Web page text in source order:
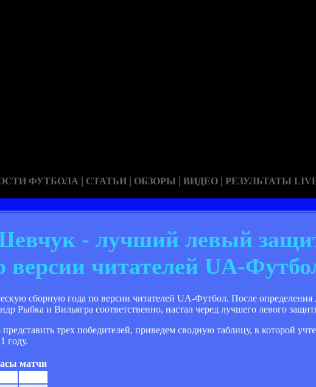
ФУТБОЛА | СТАТЬИ | ОБЗОРЫ | ВИДЕО | РЕЗУЛЬТАТЫ
- лучший левый
версии читателей UA-
сборную года по версии читателей UA-Футбол. После определения
Рыбка и Вильягра соответственно, настал черед лучшего левого
трех победителей, приведем сводную таблицу, в которой
году.
матчи